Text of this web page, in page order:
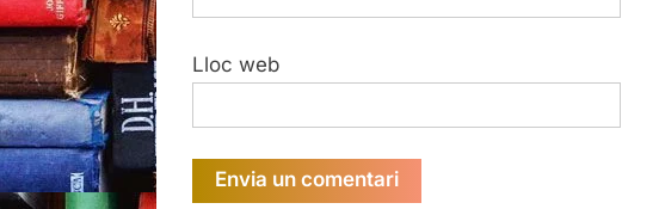
Lloc web